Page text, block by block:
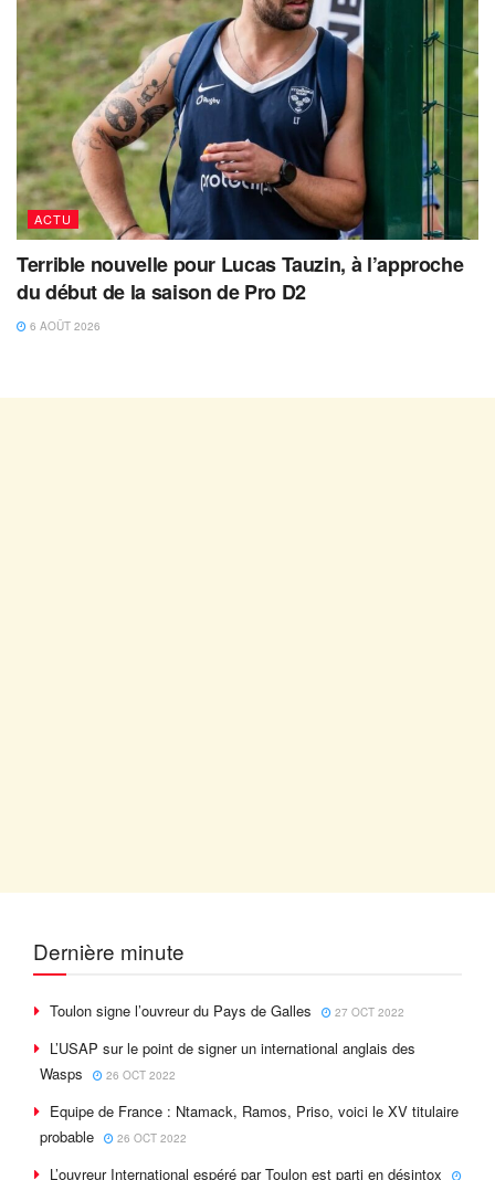
ACTU
Terrible nouvelle pour Lucas Tauzin, à l’approche
du début de la saison de Pro D2
6 AOÛT 2026
Dernière minute
Toulon signe l’ouvreur du Pays de Galles 27 OCT 2022
L’USAP sur le point de signer un international anglais des
Wasps
26 OCT 2022
Equipe de France : Ntamack, Ramos, Priso, voici le XV titulaire
probable
26 OCT 2022
L’ouvreur International espéré par Toulon est parti en désintox